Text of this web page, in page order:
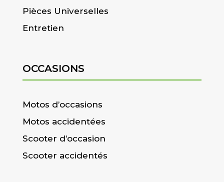
Pièces Universelles
Entretien
OCCASIONS
Motos d’occasions
Motos accidentées
Scooter d’occasion
Scooter accidentés